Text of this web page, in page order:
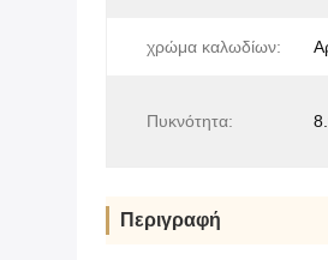
χρώμα καλωδίων:
Πυκνότητα:
Περιγραφή